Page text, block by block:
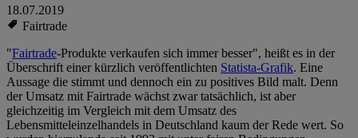
18.07.2019
Fairtrade
"Fairtrade-Produkte verkaufen sich immer besser", heißt es in der
Überschrift einer kürzlich veröffentlichten Statista-Grafik. Eine
Aussage die stimmt und dennoch ein zu positives Bild malt. Denn
der Umsatz mit Fairtrade wächst zwar tatsächlich, ist aber
gleichzeitig im Vergleich mit dem Umsatz des
Lebensmitteleinzelhandels in Deutschland kaum der Rede wert. So